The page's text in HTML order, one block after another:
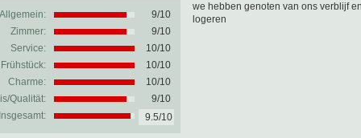
Allgemein: 9/10
Zimmer:
9/10
Service:
10/10
Frühstück:
10/10
Charme:
10/10
Qualität:
9/10
Insgesamt:
9.5/10
we hebben genoten van ons verblijf
logeren